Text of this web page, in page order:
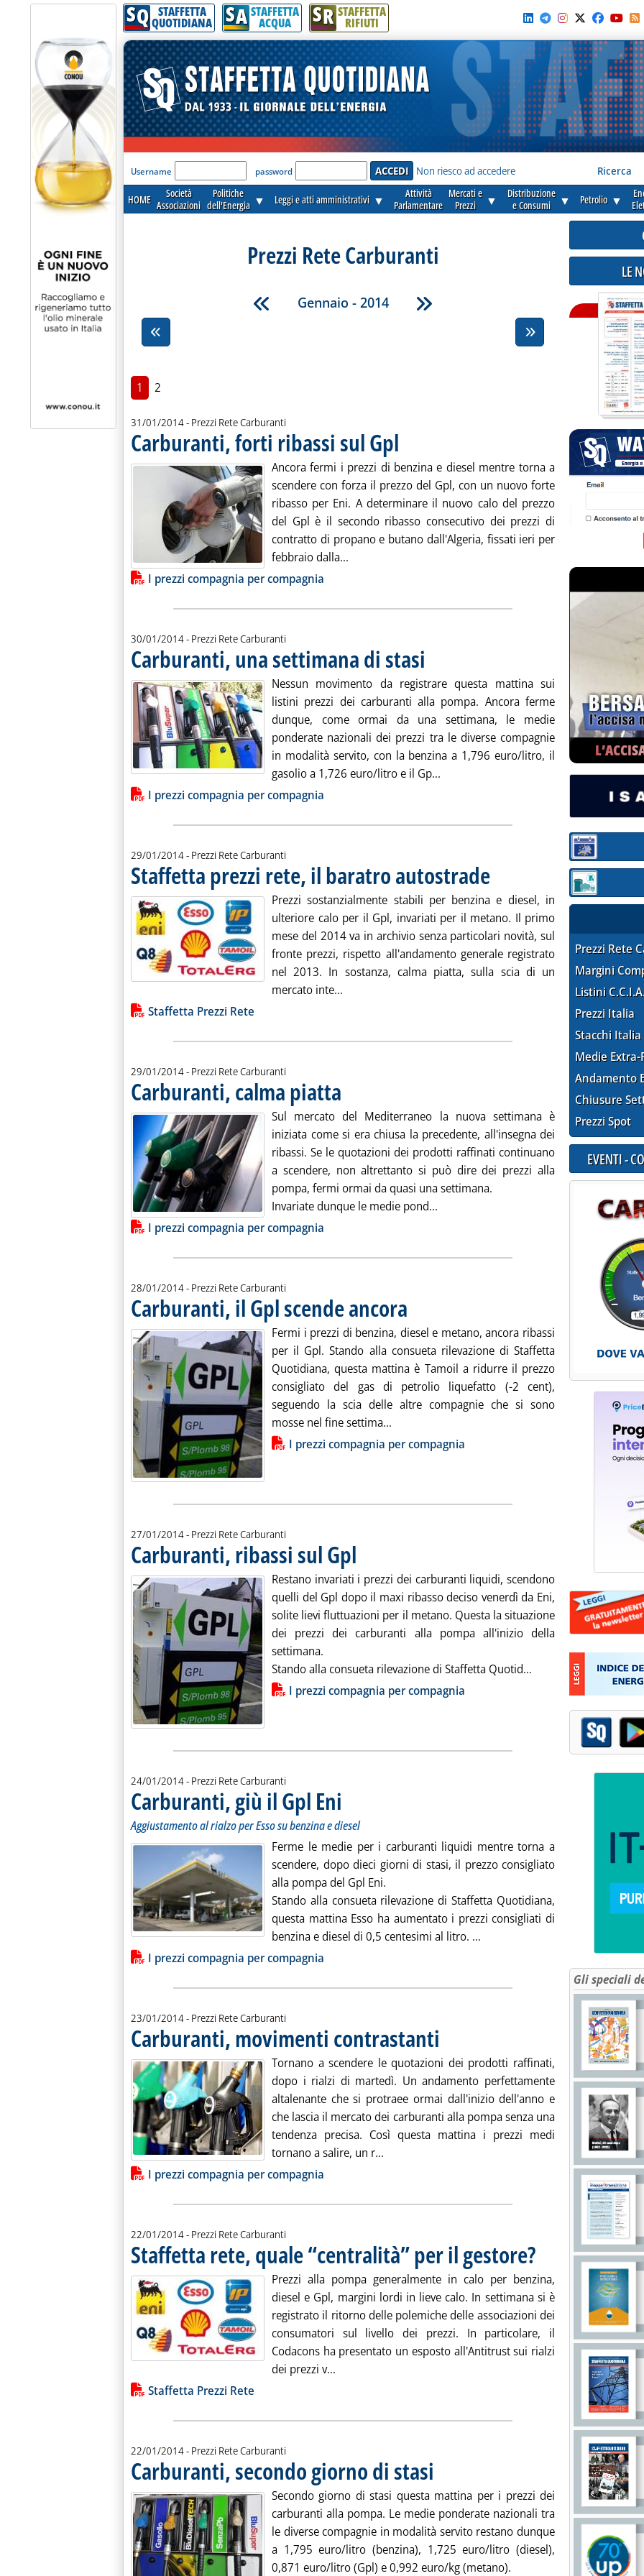
SQ STAFFETTA
QUOTIDIANA SA STAFFETTA
ACQUA SR STAFFETTA
RIFIUTI
'Modulo Login per accedere'
Username password Non riesco ad accedere Ricerca
HOME
Società
Associazioni
Politiche
dell'Energia ▼ Leggi e atti amministrativi ▼
Attività
Parlamentare
Mercati e
Prezzi
▼
Distribuzione
e Consumi
▼ Petrolio ▼
Prezzi Rete Carburanti
Gennaio - 2014
1 2
31/01/2014- Prezzi Rete Carburanti
Carburanti, forti ribassi sul Gpl
Ancora fermi i prezzi di benzina e diesel mentre torna a
scendere con forza il prezzo del Gpl, con un nuovo forte
ribasso per Eni. A determinare il nuovo calo del prezzo
del Gpl è il secondo ribasso consecutivo dei prezzi di
contratto di propano e butano dall'Algeria, fissati ieri per
febbraio dalla...
Lista allegati PDF alla notizia
I prezzi compagnia per compagnia
30/01/2014- Prezzi Rete Carburanti
Carburanti, una settimana di stasi
Nessun movimento da registrare questa mattina sui
listini prezzi dei carburanti alla pompa. Ancora ferme
dunque, come ormai da una settimana, le medie
ponderate nazionali dei prezzi tra le diverse compagnie
in modalità servito, con la benzina a 1,796 euro/litro, il
gasolio a 1,726 euro/litro e il Gp... Leggi tutta la notizia: 'Carburanti,
Lista allegati PDF alla notizia
I prezzi compagnia per compagnia
29/01/2014- Prezzi Rete Carburanti
Staffetta prezzi rete, il baratro autostrade . Pubblicata mercoledì 29 gennaio 2014
Prezzi sostanzialmente stabili per benzina e diesel, in
ulteriore calo per il Gpl, invariati per il metano. Il primo
mese del 2014 va in archivio senza particolari novità, sul
fronte prezzi, rispetto all'andamento generale registrato
nel 2013. In sostanza, calma piatta, sulla scia di un
mercato inte... Leggi tutta la notizia: 'Staffetta prezzi rete, il baratro
Lista allegati PDF alla notizia
Staffetta Prezzi Rete
29/01/2014- Prezzi Rete Carburanti
Carburanti, calma piatta
Sul mercato del Mediterraneo la nuova settimana è
iniziata come si era chiusa la precedente, all'insegna dei
ribassi. Se le quotazioni dei prodotti raffinati continuano
a scendere, non altrettanto si può dire dei prezzi alla
pompa, fermi ormai da quasi una settimana.
Invariate dunque le medie pond... Leggi tutta la notizia: 'Carburanti,
Lista allegati PDF alla notizia
I prezzi compagnia per compagnia
28/01/2014- Prezzi Rete Carburanti
Carburanti, il Gpl scende ancora
Fermi i prezzi di benzina, diesel e metano, ancora ribassi
per il Gpl. Stando alla consueta rilevazione di Staffetta
Quotidiana, questa mattina è Tamoil a ridurre il prezzo
consigliato del gas di petrolio liquefatto (-2 cent),
seguendo la scia delle altre compagnie che si sono
mosse nel fine settima... Leggi tutta la notizia: 'Carburanti, il Gpl scende
Lista allegati PDF alla notiziaI prezzi compagnia per compagnia
27/01/2014- Prezzi Rete Carburanti
Carburanti, ribassi sul Gpl
Restano invariati i prezzi dei carburanti liquidi, scendono
quelli del Gpl dopo il maxi ribasso deciso venerdì da Eni,
solite lievi fluttuazioni per il metano. Questa la situazione
dei prezzi dei carburanti alla pompa all'inizio della
settimana.
Stando alla consueta rilevazione di Staffetta Quotid... Leggi tutta la
Lista allegati PDF alla notiziaI prezzi compagnia per compagnia
24/01/2014- Prezzi Rete Carburanti
Carburanti, giù il Gpl Eni
Aggiustamento al rialzo per Esso su benzina e diesel
Ferme le medie per i carburanti liquidi mentre torna a
scendere, dopo dieci giorni di stasi, il prezzo consigliato
alla pompa del Gpl Eni.
Stando alla consueta rilevazione di Staffetta Quotidiana,
questa mattina Esso ha aumentato i prezzi consigliati di
benzina e diesel di 0,5 centesimi al litro. ...
Lista allegati PDF alla notizia
I prezzi compagnia per compagnia
23/01/2014- Prezzi Rete Carburanti
Carburanti, movimenti contrastanti . Pubblicata giovedì 23 gennaio 2014 alle 8.45.
Tornano a scendere le quotazioni dei prodotti raffinati,
dopo i rialzi di martedì. Un andamento perfettamente
altalenante che si protraee ormai dall'inizio dell'anno e
che lascia il mercato dei carburanti alla pompa senza una
tendenza precisa. Così questa mattina i prezzi medi
tornano a salire, un r... Leggi tutta la notizia: 'Carburanti, movimenti
Lista allegati PDF alla notizia
I prezzi compagnia per compagnia
22/01/2014- Prezzi Rete Carburanti
Staffetta rete, quale “centralità” per il gestore?. Pubblicata mercoledì 22
Prezzi alla pompa generalmente in calo per benzina,
diesel e Gpl, margini lordi in lieve calo. In settimana si è
registrato il ritorno delle polemiche delle associazioni dei
consumatori sul livello dei prezzi. In particolare, il
Codacons ha presentato un esposto all'Antitrust sui rialzi
dei prezzi v... Leggi tutta la notizia: 'Staffetta rete, quale “centralità” per il
Lista allegati PDF alla notizia
Staffetta Prezzi Rete
22/01/2014- Prezzi Rete Carburanti
Carburanti, secondo giorno di stasi . Pubblicata mercoledì 22 gennaio 2014 alle 8.34.
Secondo giorno di stasi questa mattina per i prezzi dei
carburanti alla pompa. Le medie ponderate nazionali tra
le diverse compagnie in modalità servito restano dunque
a 1,795 euro/litro (benzina), 1,725 euro/litro (diesel),
0,871 euro/litro (Gpl) e 0,992 euro/kg (metano).
LE
Sezione:
Sezione:
Prezzi Rete
Margini
Listini
Prezzi Italia
Stacchi Italia
Medie Extra-
Andamento
Chiusure
Prezzi Spot
EVENTI -
Gli speciali